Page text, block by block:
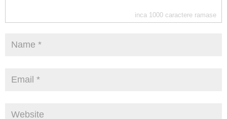
inca 1000 caractere ramase